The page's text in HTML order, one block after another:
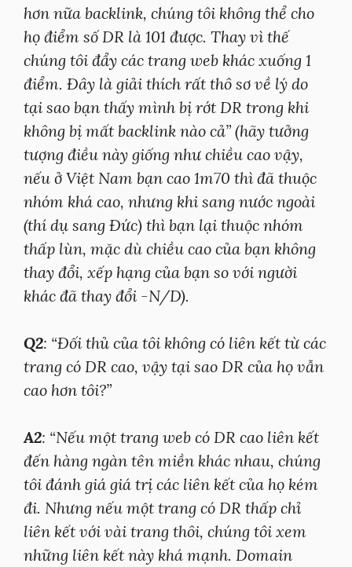
hơn nữa backlink, chúng tôi không thể cho
họ điểm số DR là 101 được. Thay vì thế
chúng tôi đẩy các trang web khác xuống 1
điểm. Đây là giải thích rất thô sơ về lý do
tại sao bạn thấy mình bị rớt DR trong khi
không bị mất backlink nào cả” (hãy tưởng
tượng điều này giống như chiều cao vậy,
nếu ở Việt Nam bạn cao 1m70 thì đã thuộc
nhóm khá cao, nhưng khi sang nước ngoài
(thí dụ sang Đức) thì bạn lại thuộc nhóm
thấp lùn, mặc dù chiều cao của bạn không
thay đổi, xếp hạng của bạn so với người
khác đã thay đổi -N/D).
Q2: “Đối thủ của tôi không có liên kết từ các
trang có DR cao, vậy tại sao DR của họ vẫn
cao hơn tôi?”
A2: “Nếu một trang web có DR cao liên kết
đến hàng ngàn tên miền khác nhau, chúng
tôi đánh giá giá trị các liên kết của họ kém
đi. Nhưng nếu một trang có DR thấp chỉ
liên kết với vài trang thôi, chúng tôi xem
những liên kết này khá mạnh. Domain